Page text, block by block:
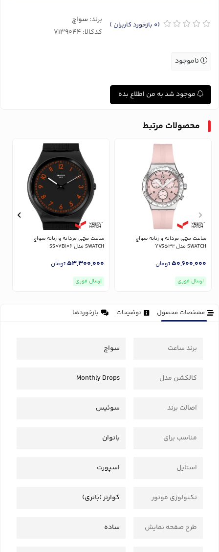
(0 بازخورد کاربران ) برند: سواچ
کدکالا:
ناموجود
موجود شد به من اطلاع بده
محصولات مرتبط
ساعت مچی مردانه و زنانه سواچ
SWATCH مدل YVS532
50,600,000تومان
ارسال فوری
ساعت مچی مردانه و زنانه سواچ
SWATCH مدل SS07B106
53,300,000تومان
ارسال فوری
مشخصات محصول توضیحات بازخوردها
برند ساعت سواچ
کالکشن مدل Monthly Drops
اصالت برند سوئیس
مناسب برای بانوان
استایل اسپورت
تکنولوژی موتور کوارتز (باتری)
طرح صفحه نمایش ساده